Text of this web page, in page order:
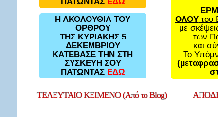
Η ΑΚΟΛΟΥΘΙΑ ΤΟΥ
ΟΡΘΡΟΥ
ΤΗΣ ΚΥΡΙΑΚΗΣ 5
ΔΕΚΕΜΒΡΙΟΥ
ΚΑΤΕΒΑΣΕ ΤΗΝ ΣΤΗ
ΣΥΣΚΕΥΗ ΣΟΥ
ΠΑΤΩΝΤΑΣ ΕΔΩ
ΟΛΟΥτου
με
των
και
Το
ΤΕΛΕΥΤΑΙΟΚΕΙΜΕΝΟ (Από το Blog)